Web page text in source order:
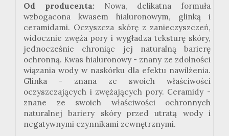
Od producenta: Nowa, delikatna formuła
wzbogacona kwasem hialuronowym, glinką i
ceramidami. Oczyszcza skórę z zanieczyszczeń,
widocznie zwęża pory i wygładza teksturę skóry,
jednocześnie chroniąc jej naturalną barierę
ochronną. Kwas hialuronowy - znany ze zdolności
wiązania wody w naskórku dla efektu nawilżenia.
Glinka - znana ze swoich właściwości
oczyszczających i zwężających pory. Ceramidy -
znane ze swoich właściwości ochronnych
naturalnej bariery skóry przed utratą wody i
negatywnymi czynnikami zewnętrznymi.